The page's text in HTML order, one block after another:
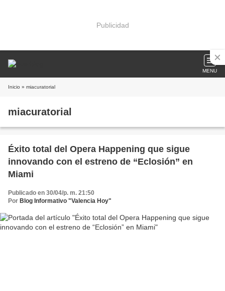
Publicidad
MENU
Inicio » miacuratorial
miacuratorial
Éxito total del Opera Happening que sigue
innovando con el estreno de “Eclosión” en
Miami
Publicado en 30/04/p. m. 21:50
Por Blog Informativo "Valencia Hoy"